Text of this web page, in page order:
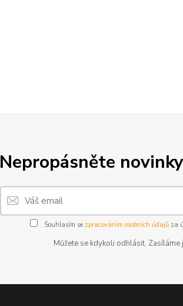
Nepropásněte
Souhlasím se zpracováním osobních údajůza
Můžete se kdykoli odhlásit. Zasíláme